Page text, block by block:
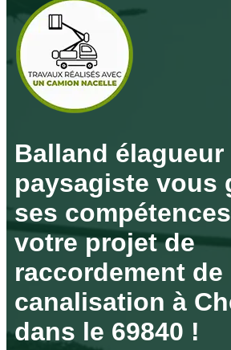
Balland élagueur
paysagiste vous
ses
votre projet de
raccordement de
canalisation à
dans le 69840 !